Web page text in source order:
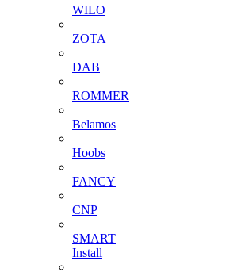
WILO
ZOTA
DAB
ROMMER
Belamos
Hoobs
FANCY
CNP
SMART
Install